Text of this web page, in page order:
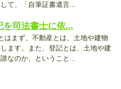
て、「自筆証書遺言...
を司法書士に依...
はまず、不動産とは、土地や建物
ます。また、登記とは、土地や建
なのか、ということ...